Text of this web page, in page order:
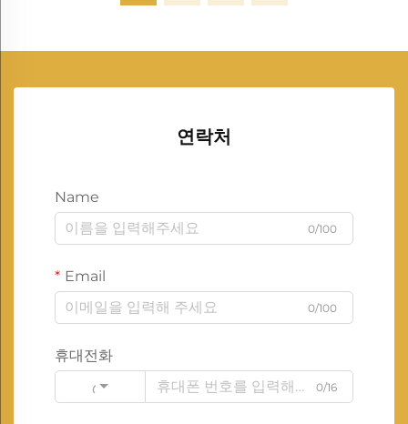
연락처
Name
0/100
Email
0/100
휴대전화
Code
0/16